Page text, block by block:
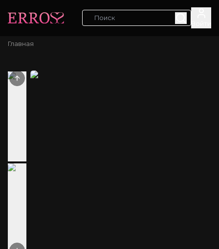
Главная
Previous slide